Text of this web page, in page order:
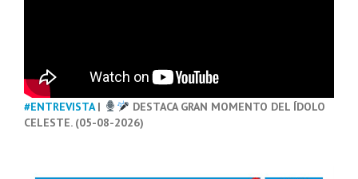
#ENTREVISTA|
DESTACA GRAN MOMENTO DEL ÍDOLO
CELESTE. (05-08-2026)